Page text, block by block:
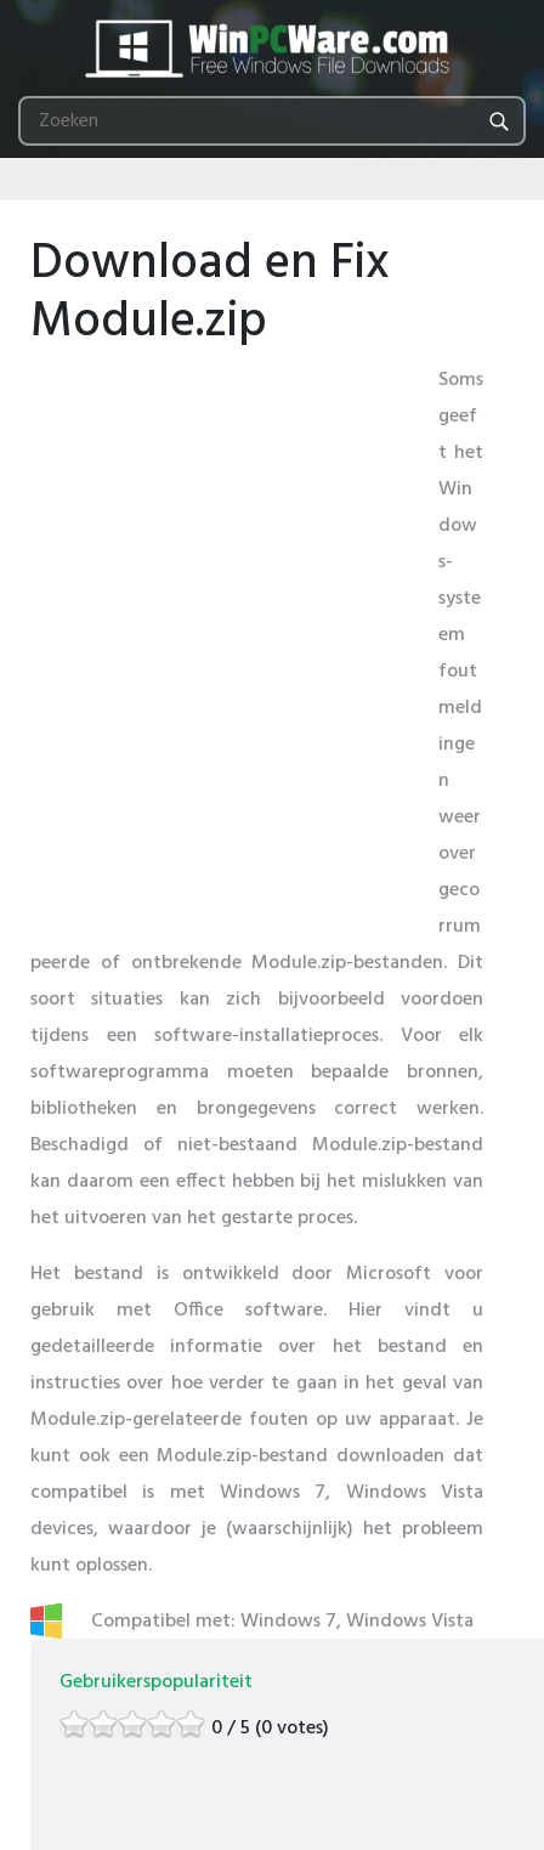
Download en Fix
Module.zip
Soms
geef
t het
Win
dow
s-
syste
em
fout
meld
inge
n
weer
over
geco
rrum
peerde of ontbrekende Module.zip-bestanden. Dit
soort situaties kan zich bijvoorbeeld voordoen
tijdens een software-installatieproces. Voor elk
softwareprogramma moeten bepaalde bronnen,
bibliotheken en brongegevens correct werken.
Beschadigd of niet-bestaand Module.zip-bestand
kan daarom een ​​effect hebben bij het mislukken van
het uitvoeren van het gestarte proces.
Het bestand is ontwikkeld door Microsoft voor
gebruik met Office software. Hier vindt u
gedetailleerde informatie over het bestand en
instructies over hoe verder te gaan in het geval van
Module.zip-gerelateerde fouten op uw apparaat. Je
kunt ook een Module.zip-bestand downloaden dat
compatibel is met Windows 7, Windows Vista
devices, waardoor je (waarschijnlijk) het probleem
kunt oplossen.
Compatibel met: Windows 7, Windows Vista
Gebruikerspopulariteit
0 / 5 (0 votes)